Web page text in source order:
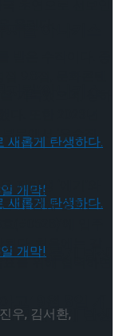
컬’아나키스
로 새롭게 탄생
’ 9월 8일 개
로 새롭게 탄생
올린다.
다. 또한 2023년
문에서 ‘우수작
지망생 ‘에기’와
’이 함께 펼치는
다. 처음에는 갈
를 위해 협력하면